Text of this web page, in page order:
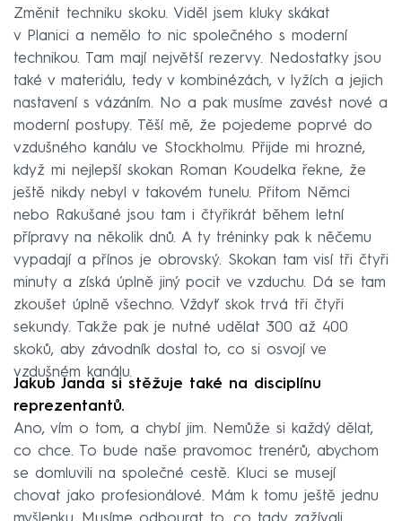
Změnit techniku skoku. Viděl jsem kluky skákat
v Planici a nemělo to nic společného s moderní
technikou. Tam mají největší rezervy. Nedostatky jsou
také v materiálu, tedy v kombinézách, v lyžích a jejich
nastavení s vázáním. No a pak musíme zavést nové a
moderní postupy. Těší mě, že pojedeme poprvé do
vzdušného kanálu ve Stockholmu. Přijde mi hrozné,
když mi nejlepší skokan Roman Koudelka řekne, že
ještě nikdy nebyl v takovém tunelu. Přitom Němci
nebo Rakušané jsou tam i čtyřikrát během letní
přípravy na několik dnů. A ty tréninky pak k něčemu
vypadají a přínos je obrovský. Skokan tam visí tři čtyři
minuty a získá úplně jiný pocit ve vzduchu. Dá se tam
zkoušet úplně všechno. Vždyť skok trvá tři čtyři
sekundy. Takže pak je nutné udělat 300 až 400
skoků, aby závodník dostal to, co si osvojí ve
vzdušném kanálu.
Jakub Janda si stěžuje také na disciplínu
reprezentantů.
Ano, vím o tom, a chybí jim. Nemůže si každý dělat,
co chce. To bude naše pravomoc trenérů, abychom
se domluvili na společné cestě. Kluci se musejí
chovat jako profesionálové. Mám k tomu ještě jednu